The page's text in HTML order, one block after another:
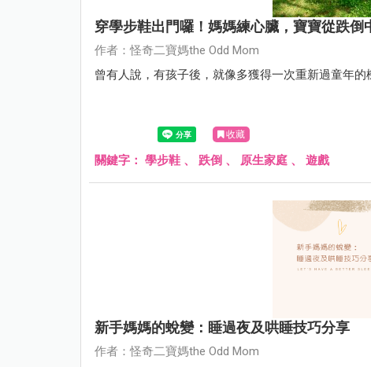
穿學步鞋出門囉！媽媽練心臟，寶寶從跌倒
作者：怪奇二寶媽the Odd Mom
曾有人說，有孩子後，就像多獲得一次重新過童年的
收藏
關鍵字： 學步鞋 、 跌倒 、 原生家庭 、 遊戲
新手媽媽的蛻變：睡過夜及哄睡技巧分享
作者：怪奇二寶媽the Odd Mom